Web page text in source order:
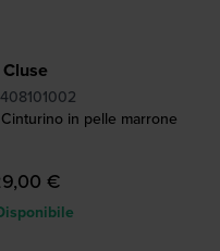
Cluse
in pelle marrone
€